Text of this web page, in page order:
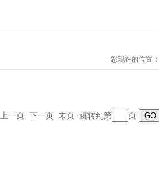
您现在的位置：
上一页 下一页 末页 跳转到第 页